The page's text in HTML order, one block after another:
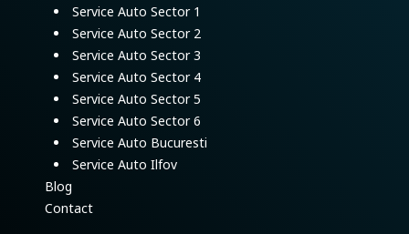
Service Auto Sector 1
Service Auto Sector 2
Service Auto Sector 3
Service Auto Sector 4
Service Auto Sector 5
Service Auto Sector 6
Service Auto Bucuresti
Service Auto Ilfov
Blog
Contact